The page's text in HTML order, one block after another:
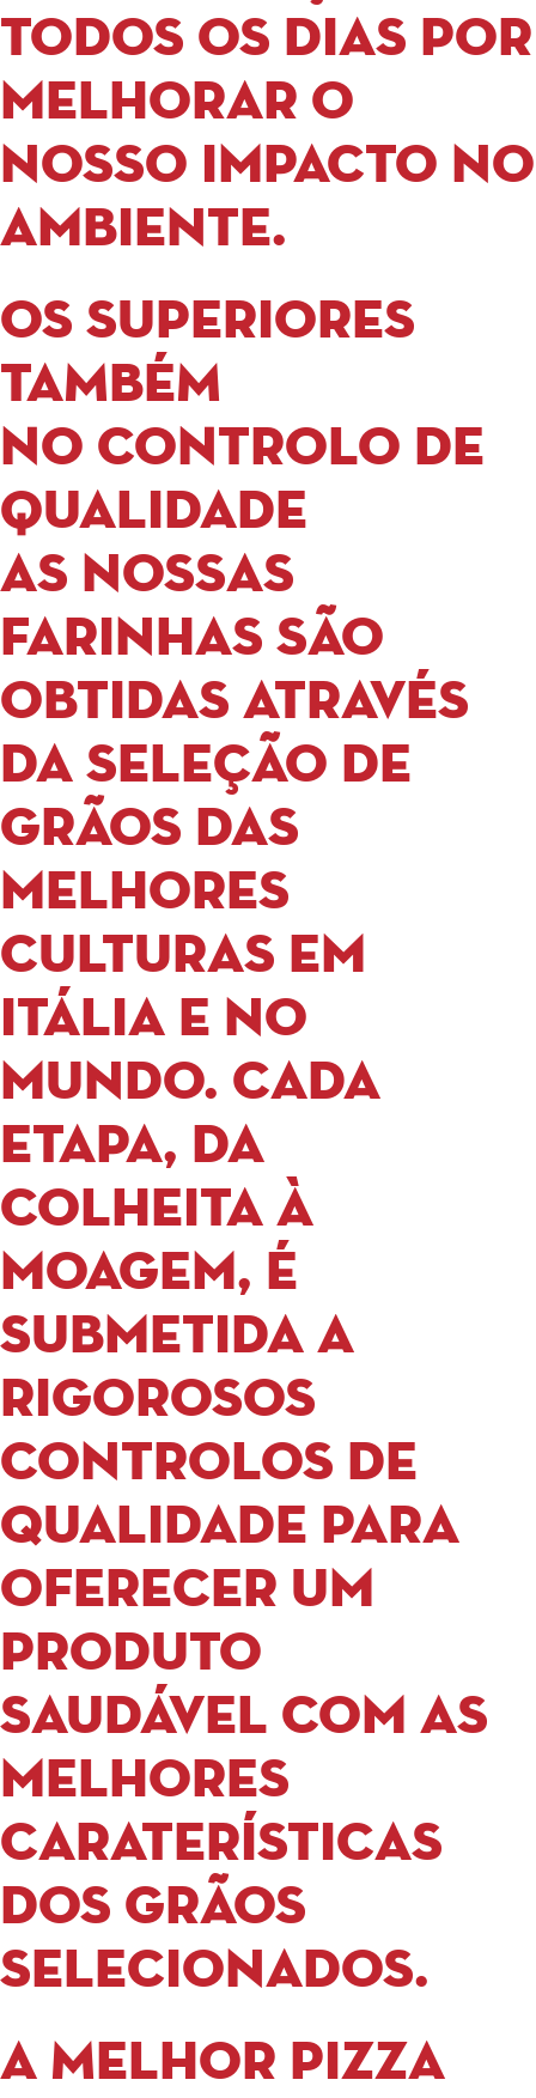
todos os dias por
melhorar o
nosso impacto no
ambiente.
OS SUPERIORES
TAMBÉM
NO CONTROLO DE
QUALIDADE
As nossas
farinhas são
obtidas através
da seleção de
grãos das
melhores
culturas em
Itália e no
mundo. Cada
etapa, da
colheita à
moagem, é
submetida a
rigorosos
controlos de
qualidade para
oferecer um
produto
saudável com as
melhores
caraterísticas
dos grãos
selecionados.
A MELHOR PIZZA